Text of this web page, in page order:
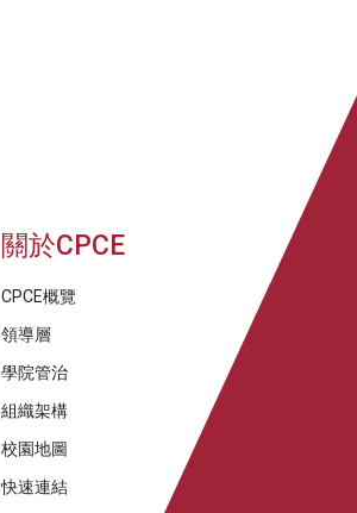
關於CPCE
CPCE概覽
領導層
學院管治
組織架構
校園地圖
快速連結